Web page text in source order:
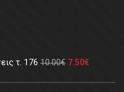
τ. 176 10.00€ 7.50€